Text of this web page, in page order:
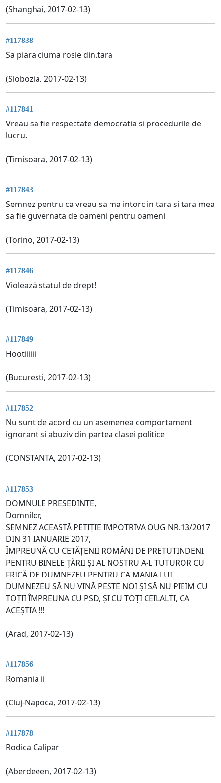
(Shanghai, 2017-02-13)
#117838
Sa piara ciuma rosie din.tara
(Slobozia, 2017-02-13)
#117841
Vreau sa fie respectate democratia si procedurile de
lucru.
(Timisoara, 2017-02-13)
#117843
Semnez pentru ca vreau sa ma intorc in tara si tara mea
sa fie guvernata de oameni pentru oameni
(Torino, 2017-02-13)
#117846
Violează statul de drept!
(Timisoara, 2017-02-13)
#117849
Hootiiiiii
(Bucuresti, 2017-02-13)
#117852
Nu sunt de acord cu un asemenea comportament
ignorant si abuziv din partea clasei politice
(CONSTANTA, 2017-02-13)
#117853
DOMNULE PRESEDINTE,
Domnilor,
SEMNEZ ACEASTĂ PETIȚIE IMPOTRIVA OUG NR.13/2017
DIN 31 IANUARIE 2017,
ÎMPREUNĂ CU CETĂȚENII ROMÂNI DE PRETUTINDENI
PENTRU BINELE ȚĂRII ȘI AL NOSTRU A-L TUTUROR CU
FRICĂ DE DUMNEZEU PENTRU CA MANIA LUI
DUMNEZEU SĂ NU VINĂ PESTE NOI ȘI SĂ NU PIEIM CU
TOȚII ÎMPREUNA CU PSD, ȘI CU TOȚI CEILALTI, CA
ACEȘTIA !!!
(Arad, 2017-02-13)
#117856
Romania ii
(Cluj-Napoca, 2017-02-13)
#117878
Rodica Calipar
(Aberdeeen, 2017-02-13)